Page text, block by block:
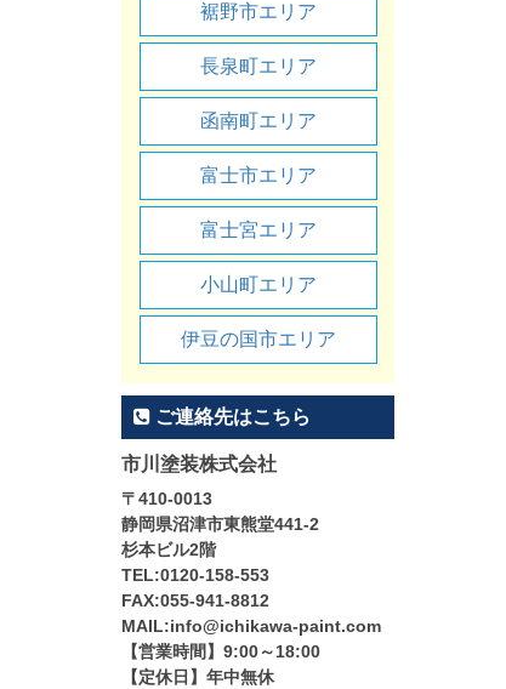
裾野市エリア
長泉町エリア
函南町エリア
富士市エリア
富士宮エリア
小山町エリア
伊豆の国市エリア
ご連絡先はこちら
市川塗装株式会社
〒410-0013
静岡県沼津市東熊堂441-2
杉本ビル2階
TEL:0120-158-553
FAX:055-941-8812
MAIL:info@ichikawa-paint.com
【営業時間】9:00～18:00
【定休日】年中無休